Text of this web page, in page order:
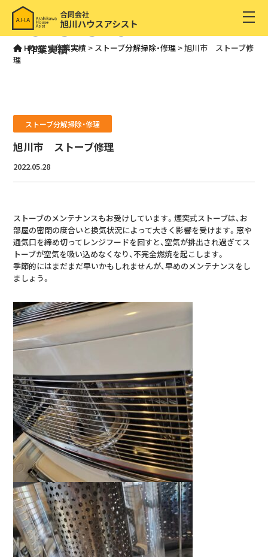
CASESTUDY
作業実績
HOME>作業実績 > ストーブ分解掃除・修理 >旭川市 ストーブ修
理
ストーブ分解掃除・修理
旭川市 ストーブ修理
2022.05.28
ストーブのメンテナンスもお受けしています。煙突式ストーブは、お
部屋の密閉の度合いと換気状況によって大きく影響を受けます。窓や
通気口を締め切ってレンジフードを回すと、空気が排出され過ぎてス
トーブが空気を吸い込めなくなり、不完全燃焼を起こします。
季節的にはまだまだ早いかもしれませんが、早めのメンテナンスをし
ましょう。